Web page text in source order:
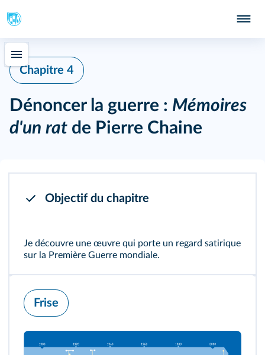
Chapitre 4
Dénoncer la guerre : Mémoires
d'un rat de Pierre Chaine
Objectif du chapitre
Je découvre une œuvre qui porte un regard satirique
sur la Première Guerre mondiale.
Frise